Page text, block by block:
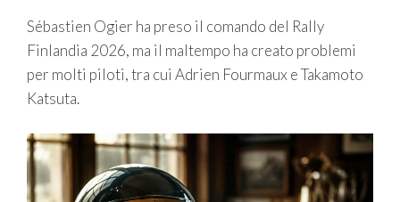
Sébastien Ogier ha preso il comando del Rally
Finlandia 2026, ma il maltempo ha creato problemi
per molti piloti, tra cui Adrien Fourmaux e Takamoto
Katsuta.